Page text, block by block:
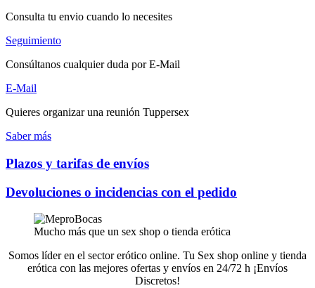
Consulta tu envio cuando lo necesites
Seguimiento
Consúltanos cualquier duda por E-Mail
E-Mail
Quieres organizar una reunión Tuppersex
Saber más
Plazos y tarifas de envíos
Devoluciones o incidencias con el pedido
Mucho más que un sex shop o tienda erótica
Somos líder en el sector erótico online. Tu Sex shop online y tienda
erótica con las mejores ofertas y envíos en 24/72 h ¡Envíos
Discretos!